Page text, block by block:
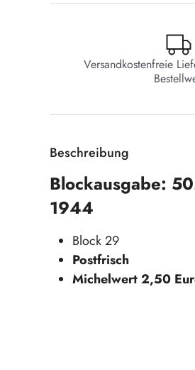
Versandkostenfreie
Beschreibung
Blockausgabe:
1944
Block 29
Postfrisch
Michelwert 2,50